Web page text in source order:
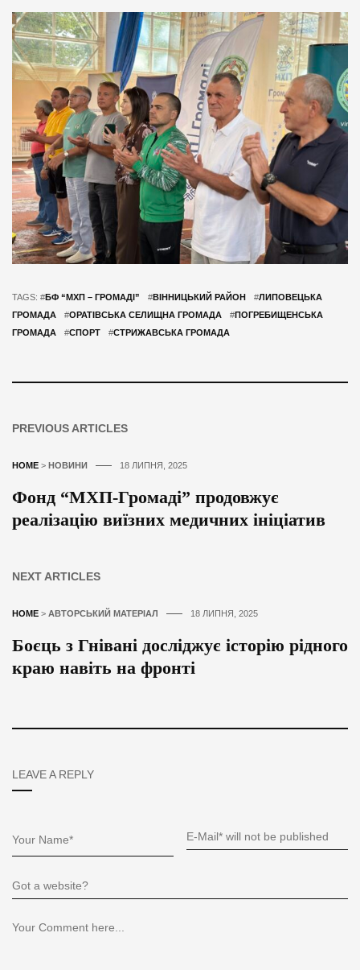
TAGS: #БФ “МХП – ГРОМАДІ” #ВІННИЦЬКИЙ РАЙОН #ЛИПОВЕЦЬКА
ГРОМАДА
#ОРАТІВСЬКА СЕЛИЩНА ГРОМАДА #ПОГРЕБИЩЕНСЬКА
ГРОМАДА
#СПОРТ #СТРИЖАВСЬКА ГРОМАДА
PREVIOUS ARTICLES
HOME > НОВИНИ 18 ЛИПНЯ, 2025
Фонд “МХП-Громаді” продовжує
реалізацію виїзних медичних ініціатив
NEXT ARTICLES
HOME > АВТОРСЬКИЙ МАТЕРІАЛ 18 ЛИПНЯ, 2025
Боєць з Гнівані досліджує історію рідного
краю навіть на фронті
LEAVE A REPLY